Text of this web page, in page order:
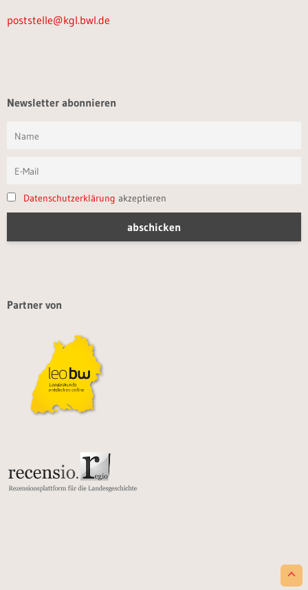
poststelle@kgl.bwl.de
Newsletter abonnieren
Datenschutzerklärung akzeptieren
Partner von